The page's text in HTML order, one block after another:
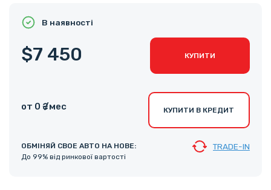
В наявності
$7 450 КУПИТИ
от 0 ₴ /мес КУПИТИ В КРЕДИТ
ОБМІНЯЙ СВОЕ АВТО НА НОВЕ:
До 99% від ринкової вартості
TRADE-IN